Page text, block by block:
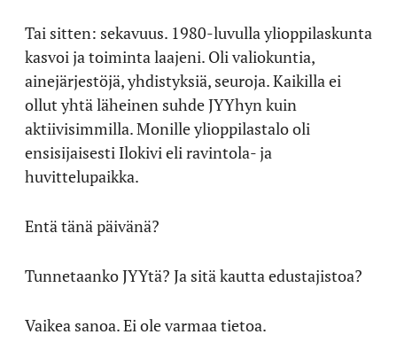
Tai sitten: sekavuus. 1980-luvulla ylioppilaskunta
kasvoi ja toiminta laajeni. Oli valiokuntia,
ainejärjestöjä, yhdistyksiä, seuroja. Kaikilla ei
ollut yhtä läheinen suhde JYYhyn kuin
aktiivisimmilla. Monille ylioppilastalo oli
ensisijaisesti Ilokivi eli ravintola- ja
huvittelupaikka.
Entä tänä päivänä?
Tunnetaanko JYYtä? Ja sitä kautta edustajistoa?
Vaikea sanoa. Ei ole varmaa tietoa.